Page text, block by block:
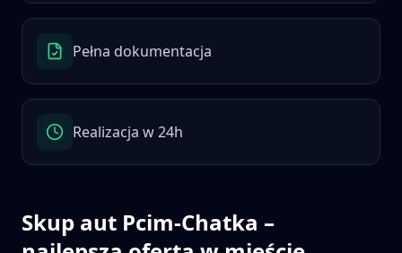
Pełna dokumentacja
Realizacja w 24h
Skup aut Pcim-Chatka –